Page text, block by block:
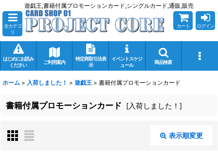
遊戯王,書籍付属プロモーションカード,シングルカード,通販,販売
全カテゴ
リ
カート ログイン
はじめにお読み
ください
ご利用案内
特定商取引法表
示
イベントスケジ
ュール
商品検索
ホーム > 入荷しました！ > 遊戯王 > 書籍付属プロモーションカード
書籍付属プロモーションカード [入荷しました！ ]
表示順変更